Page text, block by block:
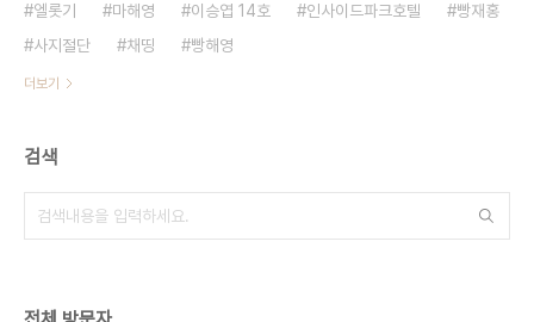
엘롯기
마해영 이승엽 14호 인사이드파크호텔
빵재홍
사지절단
채띵 빵해영
더보기
검색